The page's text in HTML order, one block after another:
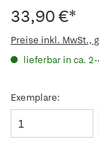
33,90 €*
Preise inkl. MwSt.,
lieferbar in ca.
Exemplare: